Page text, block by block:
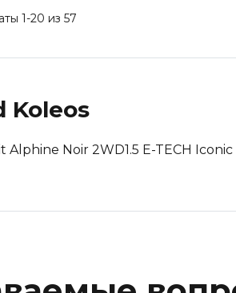
1-20 из 57
Koleos
Alphine Noir 2WD1.5 E-TECH